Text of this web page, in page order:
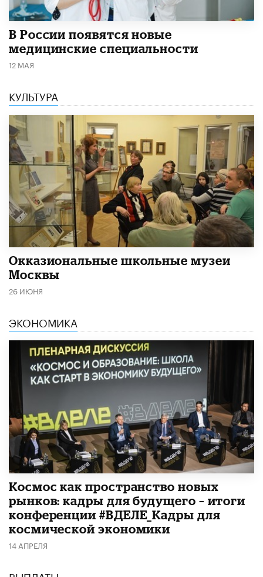
В России появятся новые
медицинские специальности
12 МАЯ
КУЛЬТУРА
​Окказиональные школьные музеи
Москвы
26 ИЮНЯ
ЭКОНОМИКА
Космос как пространство новых
рынков: кадры для будущего – итоги
конференции #ВДЕЛЕ_Кадры для
космической экономики
14 АПРЕЛЯ